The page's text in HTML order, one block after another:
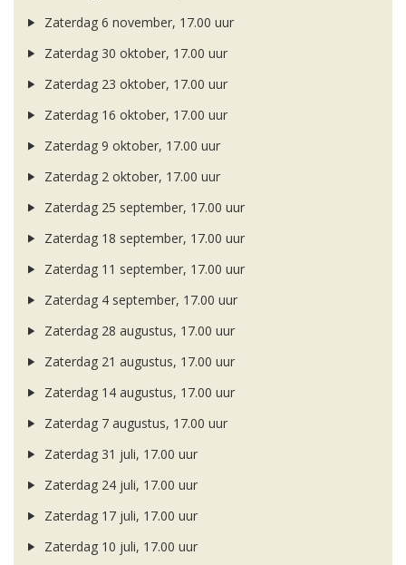
Zaterdag 6 november, 17.00 uur
Zaterdag 30 oktober, 17.00 uur
Zaterdag 23 oktober, 17.00 uur
Zaterdag 16 oktober, 17.00 uur
Zaterdag 9 oktober, 17.00 uur
Zaterdag 2 oktober, 17.00 uur
Zaterdag 25 september, 17.00 uur
Zaterdag 18 september, 17.00 uur
Zaterdag 11 september, 17.00 uur
Zaterdag 4 september, 17.00 uur
Zaterdag 28 augustus, 17.00 uur
Zaterdag 21 augustus, 17.00 uur
Zaterdag 14 augustus, 17.00 uur
Zaterdag 7 augustus, 17.00 uur
Zaterdag 31 juli, 17.00 uur
Zaterdag 24 juli, 17.00 uur
Zaterdag 17 juli, 17.00 uur
Zaterdag 10 juli, 17.00 uur